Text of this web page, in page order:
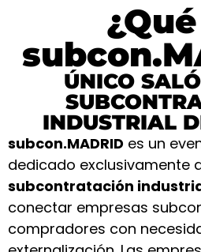
ÚNICO
INDUSTRIAL
subcon.MADRID es un
dedicado exclusivamente
subcontratación
conectar empresas
compradores con